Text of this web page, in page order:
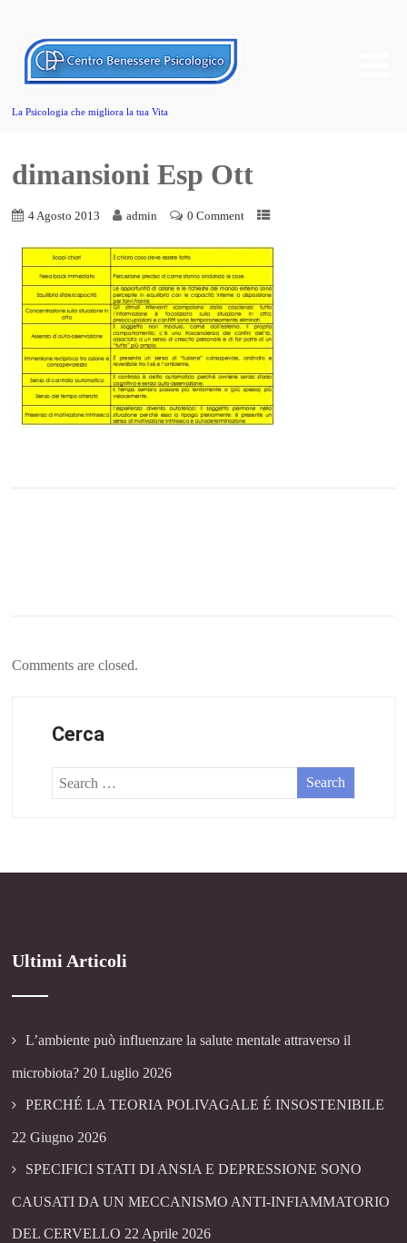
La Psicologia che migliora la tua Vita
dimansioni Esp Ott
4 Agosto 2013 admin 0 Comment
Comments are closed.
Cerca
Ultimi Articoli
L’ambiente può influenzare la salute mentale attraverso il
microbiota? 20 Luglio 2026
PERCHÉ LA TEORIA POLIVAGALE É INSOSTENIBILE
22 Giugno 2026
SPECIFICI STATI DI ANSIA E DEPRESSIONE SONO
CAUSATI DA UN MECCANISMO ANTI-INFIAMMATORIO
DEL CERVELLO 22 Aprile 2026